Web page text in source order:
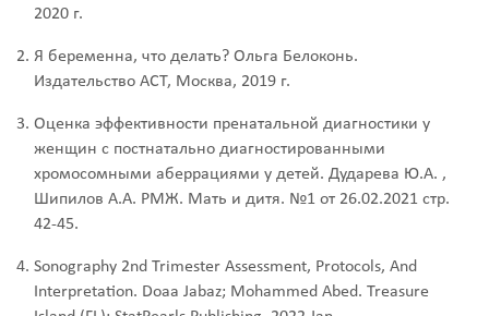
2020 г.
Я беременна, что делать? Ольга Белоконь.
Издательство АСТ, Москва, 2019 г.
Оценка эффективности пренатальной диагностики у
женщин с постнатально диагностированными
хромосомными аберрациями у детей. Дударева Ю.А. ,
Шипилов А.А. РМЖ. Мать и дитя. №1 от 26.02.2021 стр.
42-45.
Sonography 2nd Trimester Assessment, Protocols, And
Interpretation. Doaa Jabaz; Mohammed Abed. Treasure